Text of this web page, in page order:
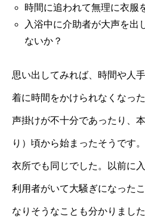
時間に追われて無理に衣服
入浴中に介助者が大声を出
ないか？
思い出してみれば、時間や人
着に時間をかけられなくなっ
声掛けが不十分であったり、
り）頃から始まったそうです
衣所でも同じでした。以前に
利用者がいて大騒ぎになった
なりそうなことも分かりました